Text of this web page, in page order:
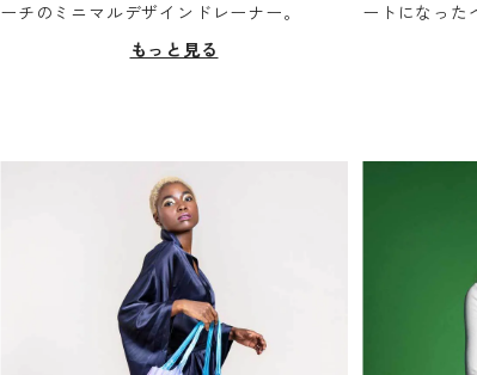
ーチのミニマルデザインドレーナー。
もっと見る
ートになった